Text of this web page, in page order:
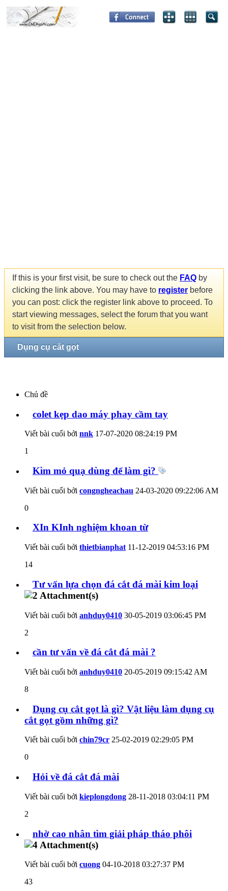
If this is your first visit, be sure to check out the FAQ by
clicking the link above. You may have to register before
you can post: click the register link above to proceed. To
start viewing messages, select the forum that you want
to visit from the selection below.
Dụng cụ cắt gọt
Chủ đề
colet kẹp dao máy phay cầm tay
Viết bài cuối bởi nnk 17-07-2020 08:24:19 PM
1
Kìm mỏ quạ dùng để làm gì?
Viết bài cuối bởi congngheachau 24-03-2020 09:22:06 AM
0
XIn KInh nghiệm khoan từ
Viết bài cuối bởi thietbianphat 11-12-2019 04:53:16 PM
14
Tư vấn lựa chọn đá cắt đá mài kim loại
Viết bài cuối bởi anhduy0410 30-05-2019 03:06:45 PM
2
cần tư vấn về đá cắt đá mài ?
Viết bài cuối bởi anhduy0410 20-05-2019 09:15:42 AM
8
Dụng cụ cắt gọt là gì? Vật liệu làm dụng cụ
cắt gọt gồm những gì?
Viết bài cuối bởi chin79cr 25-02-2019 02:29:05 PM
0
Hỏi về đá cắt đá mài
Viết bài cuối bởi kieplongdong 28-11-2018 03:04:11 PM
2
nhờ cao nhân tìm giải pháp tháo phôi
Viết bài cuối bởi cuong 04-10-2018 03:27:37 PM
43